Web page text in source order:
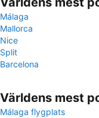
Málaga
Mallorca
Nice
Split
Barcelona
Världens mest
Málaga flygplats